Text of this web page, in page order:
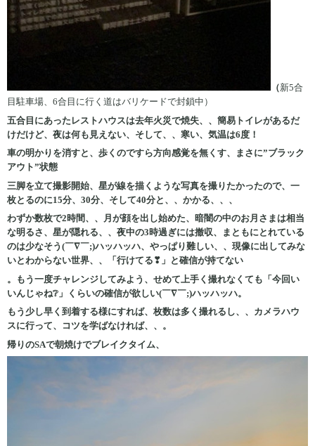
（新5合
目駐車場、6合目に行く道はバリケードで封鎖中）
五合目にあったレストハウスは去年火災で焼失、、簡易トイレがあるだ
けだけど、夜は何も見えない、そして、、寒い、気温は6度！
車の明かりを消すと、歩くのですら方向感覚を無くす、まさに”ブラック
アウト”状態
三脚を立て撮影開始、星が線を描くような写真を撮りたかったので、一
枚とるのに15分、30分、そして40分と、、かかる、、、
わずか数枚で2時間、、月が顔を出し始めた、暗闇の中のお月さまは相当
な明るさ、星が隠れる、、夜中の3時過ぎには撤収、まともにとれている
のは少なそう(￣∇￣;)ハッハッハ、やっぱり難しい、、現像に出してみな
いとわからない世界、、「行けてる❣」と確信が持てない
。もう一度チャレンジしてみよう、せめて上手く撮れなくても「今回い
いんじゃね❔」くらいの確信が欲しい(￣∇￣;)ハッハッハ。
もう少し早く到着する様にすれば、枚数は多く撮れるし、、カメラハウ
スに行って、コツを学ばなければ、、。
帰りのSAで朝焼けでブレイクタイム、